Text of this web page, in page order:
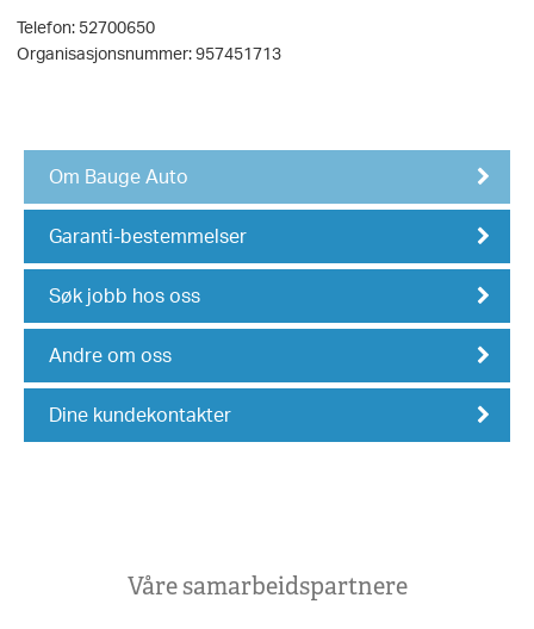
Telefon: 52700650
Organisasjonsnummer: 957451713
Om Bauge Auto
Garanti-bestemmelser
Søk jobb hos oss
Andre om oss
Dine kundekontakter
Våre samarbeidspartnere